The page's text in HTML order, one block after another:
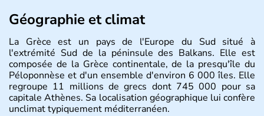
Géographie et climat
La Grèce est un pays de l'Europe du Sud situé à
l'extrémité Sud de la péninsule des Balkans. Elle est
composée de la Grèce continentale, de la presqu'île du
Péloponnèse et d'un ensemble d'environ 6 000 îles. Elle
regroupe 11 millions de grecs dont 745 000 pour sa
capitale Athènes. Sa localisation géographique lui confère
unclimat typiquement méditerranéen.